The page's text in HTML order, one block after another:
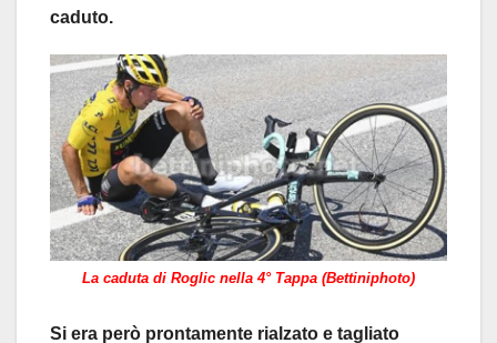
caduto.
La caduta di Roglic nella 4° Tappa (Bettiniphoto)
Si era però prontamente rialzato e tagliato